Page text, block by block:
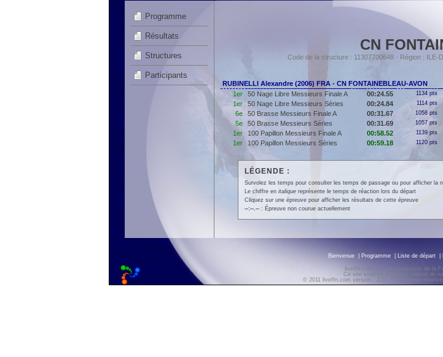
Programme
Résultats
Structures
Participants
CN
Code de la structure : 11307700648 - Région :
RUBINELLI Alexandre (2006) FRA - CN FONTAINEBLEAU-AVON
1er
50 Nage Libre Messieurs Finale A 00:24.55 1134 pts
1er 50 Nage Libre Messieurs Séries 00:24.84 1114 pts
6e 50 Brasse Messieurs Finale A 00:31.67 1058 pts
5e 50 Brasse Messieurs Séries 00:31.69 1057 pts
1er 100 Papillon Messieurs Finale A 00:58.52 1139 pts
1er 100 Papillon Messieurs Séries 00:59.18 1120 pts
LÉGENDE :
Survolez les temps pour consulter les temps de passage ou pour afficher la
Le chiffre en italiquereprésente le temps de réaction lors du départ
Cliquez sur une épreuve pour afficher les résultats de cette épreuve
--:--.--: Épreuve non courue actuellement
Bienvenue Programme Liste de départ
liveffn.com est une production de la
Ce site exploite le logiciel fédéral de
© 2011 liveffn.com version : 2.01 - Tous droits